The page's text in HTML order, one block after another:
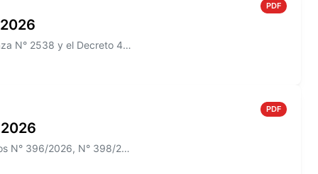
Información sobre el Boletín Oficial N° 274 que incluye la Ordenanza N° 2538 y el Decreto 433/2026
PDF
Información sobre el Boletín Oficial N° 273 que incluye los Decretos N° 396/2026, N° 398/2026; N° 012/2026 y las Ordenan...
PDF